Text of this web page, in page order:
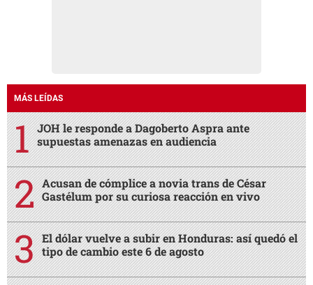
MÁS LEÍDAS
JOH le responde a Dagoberto Aspra ante
supuestas amenazas en audiencia
Acusan de cómplice a novia trans de César
Gastélum por su curiosa reacción en vivo
El dólar vuelve a subir en Honduras: así quedó el
tipo de cambio este 6 de agosto